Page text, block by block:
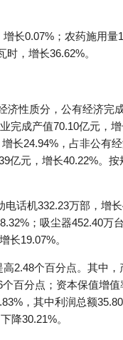
长0.07%；农药施用量
，增长36.62%。
性质分，公有经济完
完成产值70.10亿元，
长24.94%，占非公有
亿元，增长40.22%。
话机332.23万部，增
；吸尘器452.40万
长19.07%。
2.48个百分点。其中
百分点；资本保值增值
，其中利润总额
降30.21%。